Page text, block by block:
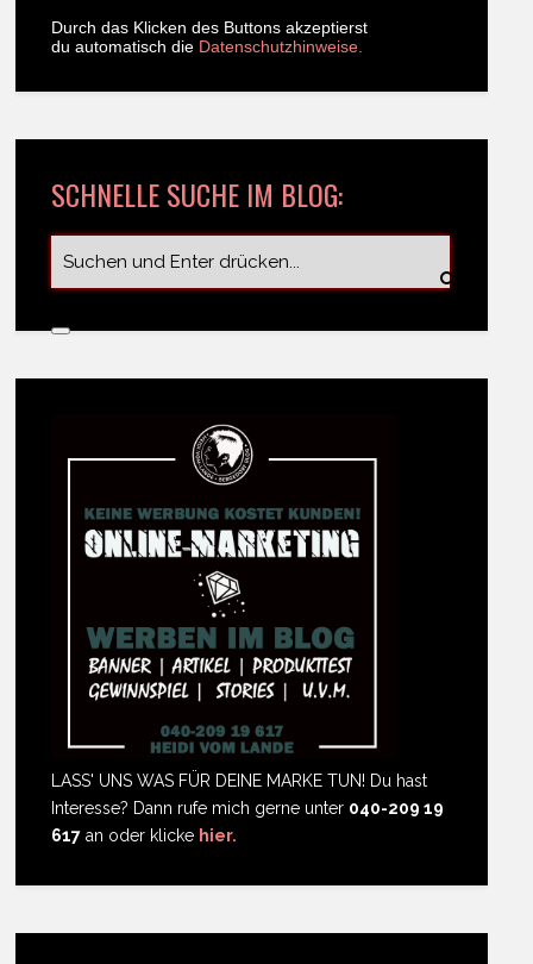
Durch das Klicken des Buttons akzeptierst
du automatisch die Datenschutzhinweise.
SCHNELLE SUCHE IM BLOG:
LASS' UNS WAS FÜR DEINE MARKE TUN! Du hast
Interesse? Dann rufe mich gerne unter 040-209 19
617 an oder klicke hier.